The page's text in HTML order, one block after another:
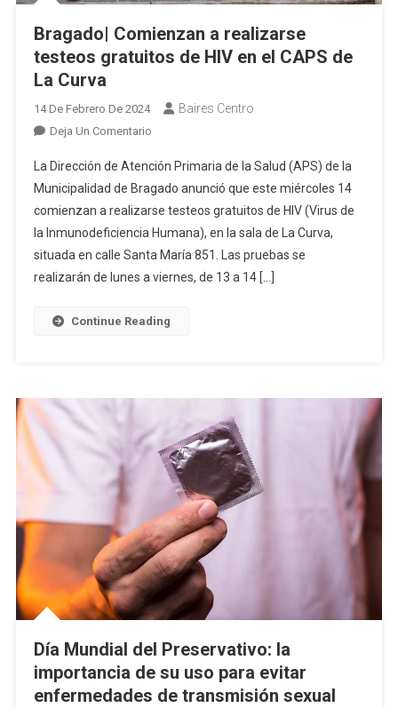
Bragado| Comienzan a realizarse
testeos gratuitos de HIV en el CAPS de
La Curva
14 De Febrero De 2024 Baires Centro
Deja Un ComentarioEn
Comienzan
A
Realizarse
Testeos
Gratuitos
De
En
La
La Dirección de Atención Primaria de la Salud (APS) de la
Municipalidad de Bragado anunció que este miércoles 14
comienzan a realizarse testeos gratuitos de HIV (Virus de
la Inmunodeficiencia Humana), en la sala de La Curva,
situada en calle Santa María 851. Las pruebas se
realizarán de lunes a viernes, de 13 a 14 […]
Continue Reading
Día Mundial del Preservativo: la
importancia de su uso para evitar
enfermedades de transmisión sexual